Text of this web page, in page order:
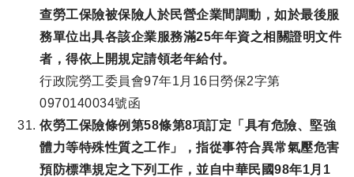
查勞工保險被保險人於民營企業間調動，如於最後服
務單位出具各該企業服務滿25年年資之相關證明文件
者，得依上開規定請領老年給付。
行政院勞工委員會97年1月16日勞保2字第
0970140034號函
依勞工保險條例第58條第8項訂定「具有危險、堅強
體力等特殊性質之工作」，指從事符合異常氣壓危害
預防標準規定之下列工作，並自中華民國98年1月1